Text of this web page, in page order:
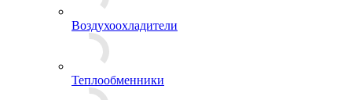
Воздухоохладители
Теплообменники